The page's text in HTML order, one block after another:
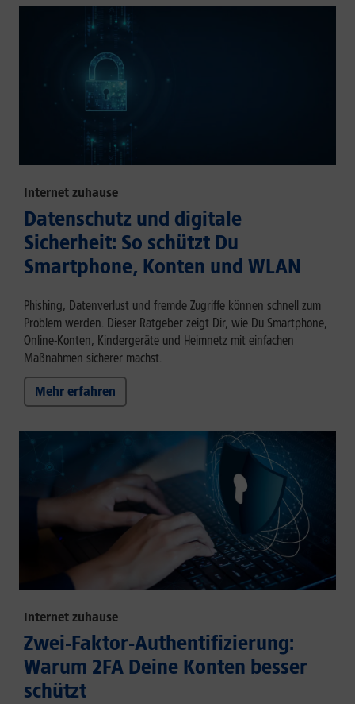
Internet zuhause
Datenschutz und digitale
Sicherheit: So schützt Du
Smartphone, Konten und WLAN
Phishing, Datenverlust und fremde Zugriffe können schnell zum
Problem werden. Dieser Ratgeber zeigt Dir, wie Du Smartphone,
Online-Konten, Kindergeräte und Heimnetz mit einfachen
Maßnahmen sicherer machst.
Mehr erfahren
Internet zuhause
Zwei-Faktor-Authentifizierung:
Warum 2FA Deine Konten besser
schützt